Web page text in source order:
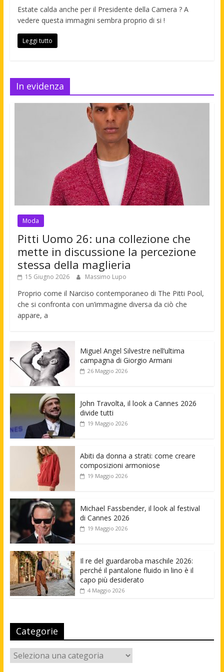
Estate calda anche per il Presidente della Camera ? A
vedere questa immagini sembra proprio di si !
Leggi tutto
In evidenza
Moda
Pitti Uomo 26: una collezione che
mette in discussione la percezione
stessa della maglieria
15 Giugno 2026 Massimo Lupo
Proprio come il Narciso contemporaneo di The Pitti Pool,
che si confronta con un’immagine diversa da ciò che
appare, a
Miguel Angel Silvestre nell’ultima
campagna di Giorgio Armani
26 Maggio 2026
John Travolta, il look a Cannes 2026
divide tutti
19 Maggio 2026
Abiti da donna a strati: come creare
composizioni armoniose
19 Maggio 2026
Michael Fassbender, il look al festival
di Cannes 2026
19 Maggio 2026
Il re del guardaroba maschile 2026:
perché il pantalone fluido in lino è il
capo più desiderato
4 Maggio 2026
Categorie
Categorie